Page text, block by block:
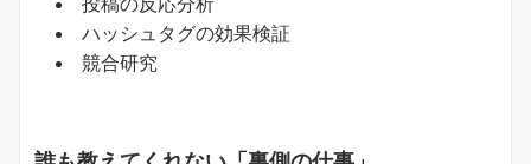
ハッシュタグの効果検証
競合研究